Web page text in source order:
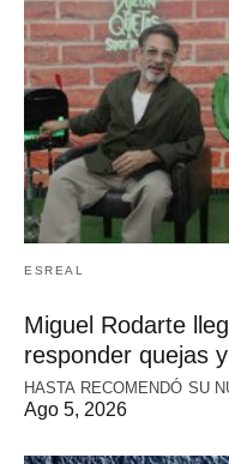
ESREAL
Miguel Rodarte
responder quejas
HASTA RECOMENDÓ SU
Ago 5, 2026